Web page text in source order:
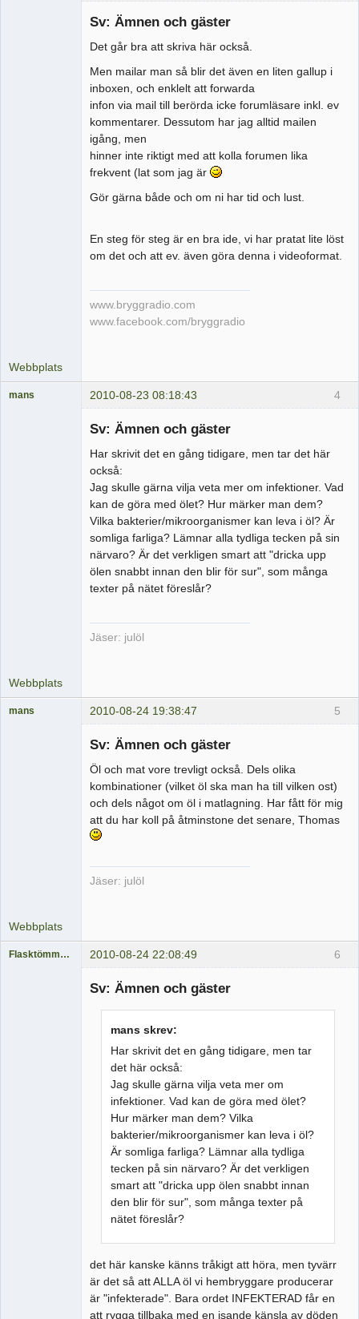
Sv: Ämnen och gäster
Det går bra att skriva här också.
Men mailar man så blir det även en liten gallup i
inboxen, och enklelt att forwarda
infon via mail till berörda icke forumläsare inkl. ev
kommentarer. Dessutom har jag alltid mailen
igång, men
hinner inte riktigt med att kolla forumen lika
frekvent (lat som jag är
Gör gärna både och om ni har tid och lust.
En steg för steg är en bra ide, vi har pratat lite löst
om det och att ev. även göra denna i videoformat.
www.bryggradio.com
www.facebook.com/bryggradio
Webbplats
4
mans 2010-08-23 08:18:43
Sv: Ämnen och gäster
Har skrivit det en gång tidigare, men tar det här
också:
Jag skulle gärna vilja veta mer om infektioner. Vad
kan de göra med ölet? Hur märker man dem?
Vilka bakterier/mikroorganismer kan leva i öl? Är
somliga farliga? Lämnar alla tydliga tecken på sin
närvaro? Är det verkligen smart att "dricka upp
ölen snabbt innan den blir för sur", som många
texter på nätet föreslår?
Jäser: julöl
Webbplats
5
mans 2010-08-24 19:38:47
Sv: Ämnen och gäster
Öl och mat vore trevligt också. Dels olika
kombinationer (vilket öl ska man ha till vilken ost)
och dels något om öl i matlagning. Har fått för mig
att du har koll på åtminstone det senare, Thomas
Jäser: julöl
Webbplats
6
Flasktömmaren 2010-08-24 22:08:49
Sv: Ämnen och gäster
mans skrev:
Har skrivit det en gång tidigare, men tar
det här också:
Jag skulle gärna vilja veta mer om
infektioner. Vad kan de göra med ölet?
Hur märker man dem? Vilka
bakterier/mikroorganismer kan leva i öl?
Är somliga farliga? Lämnar alla tydliga
tecken på sin närvaro? Är det verkligen
smart att "dricka upp ölen snabbt innan
den blir för sur", som många texter på
nätet föreslår?
det här kanske känns tråkigt att höra, men tyvärr
är det så att ALLA öl vi hembryggare producerar
är "infekterade". Bara ordet INFEKTERAD får en
att rygga tillbaka med en isande känsla av döden